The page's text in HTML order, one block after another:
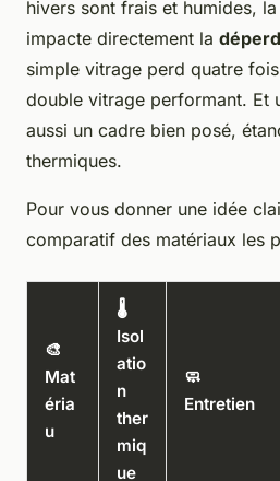
hivers sont frais et humides,
impacte directement la
simple vitrage perd quatre
double vitrage performant. Et
aussi un cadre bien posé,
thermiques.
Pour vous donner une idée
comparatif des matériaux les
🎨
Mat
éria
u
🌡️
Isol
atio
n
ther
miq
ue
🧼
Entretien